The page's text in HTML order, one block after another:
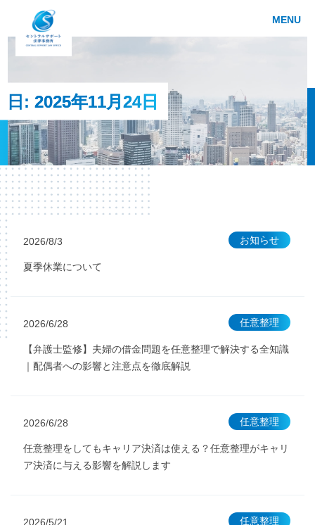
MENU
日: 2025年11月24日
2026/8/3
夏季休業について
お知らせ
2026/6/28
【弁護士監修】夫婦の借金問題を任意整理で解決する全知識
｜配偶者への影響と注意点を徹底解説
任意整理
2026/6/28
任意整理をしてもキャリア決済は使える？任意整理がキャリ
ア決済に与える影響を解説します
任意整理
2026/5/21 任意整理